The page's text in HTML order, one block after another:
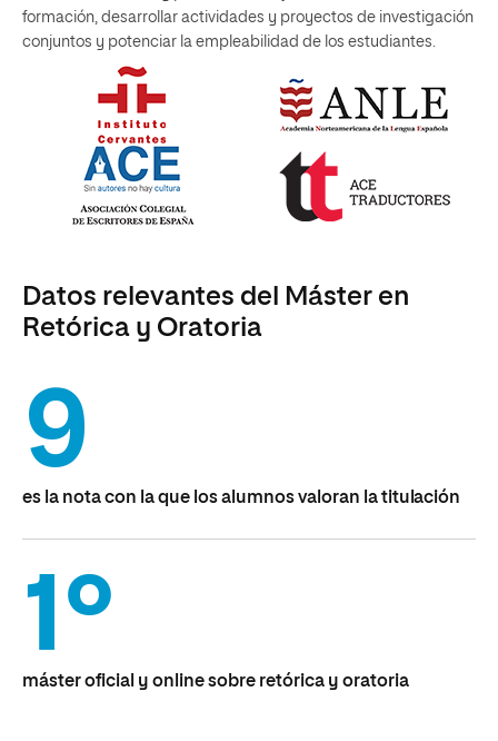
formación, desarrollar actividades y proyectos de investigación
conjuntos y potenciar la empleabilidad de los estudiantes.
Datos relevantes del Máster en
Retórica y Oratoria
9
es la nota con la que los alumnos valoran la titulación
1º
máster oficial y online sobre retórica y oratoria